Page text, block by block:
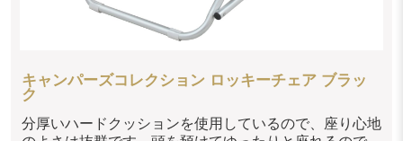
キャンパーズコレクション ロッキーチェア ブラッ
ク
分厚いハードクッションを使用しているので、座り心地